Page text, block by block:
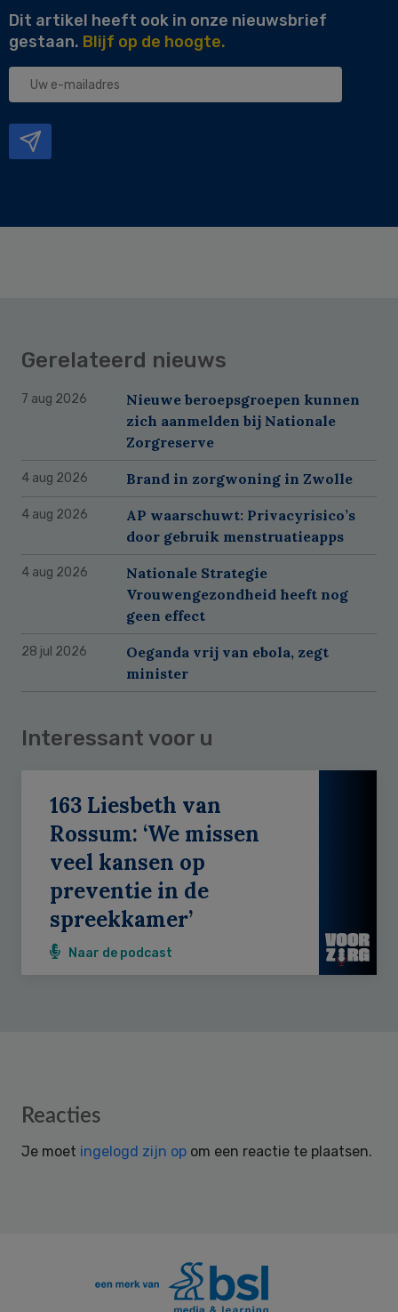
Dit artikel heeft ook in onze nieuwsbrief
gestaan. Blijf op de hoogte.
Uw
Gerelateerd nieuws
7 aug 2026
Nieuwe beroepsgroepen kunnen
zich aanmelden bij Nationale
Zorgreserve
4 aug 2026 Brand in zorgwoning in Zwolle
4 aug 2026
AP waarschuwt: Privacyrisico’s
door gebruik menstruatieapps
4 aug 2026
Nationale Strategie
Vrouwengezondheid heeft nog
geen effect
28 jul 2026
Oeganda vrij van ebola, zegt
minister
Interessant voor u
163 Liesbeth van
Rossum: ‘We missen
veel kansen op
preventie in de
spreekkamer’
Naar de podcast
Reader
Reacties
Je moet ingelogd zijn op om een reactie te plaatsen.